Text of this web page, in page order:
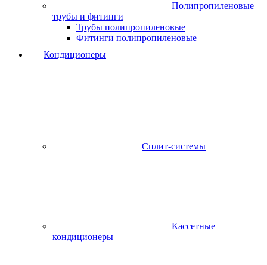
Полипропиленовые
трубы и фитинги
Трубы полипропиленовые
Фитинги полипропиленовые
Кондиционеры
Сплит-системы
Кассетные
кондиционеры